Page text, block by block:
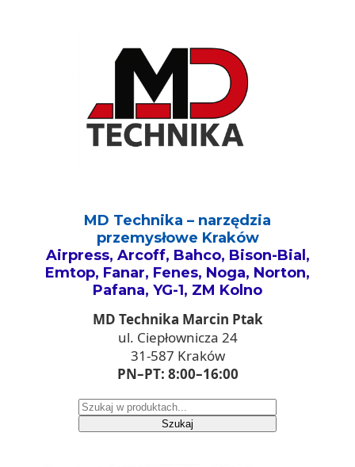
MD Technika – narzędzia
przemysłowe Kraków
Airpress, Arcoff, Bahco, Bison-Bial,
Emtop, Fanar, Fenes, Noga, Norton,
Pafana, YG-1, ZM Kolno
MD Technika Marcin Ptak
ul. Ciepłownicza 24
31-587 Kraków
PN–PT: 8:00–16:00
Szukaj